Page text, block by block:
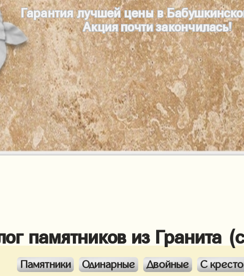
Гарантия лучшей цены в
Акция почти закончилась!
памятников из Гранита
Памятники Одинарные Двойные С